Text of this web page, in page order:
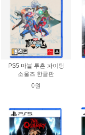
PS5 마블 투혼 파이팅
소울즈 한글판
0원